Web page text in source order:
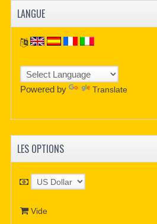
LANGUE
Powered by Translate
LES OPTIONS
Vide